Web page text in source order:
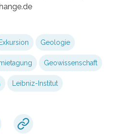
Exkursion Geologie
Geowissenschaft
Leibniz-Institut